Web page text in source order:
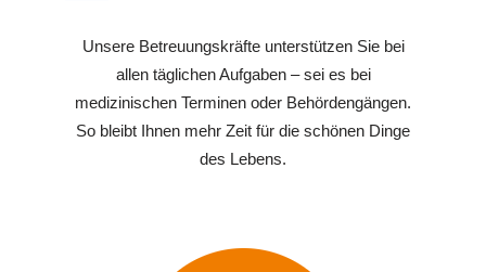
Unsere Betreuungskräfte unterstützen Sie bei
allen täglichen Aufgaben – sei es bei
medizinischen Terminen oder Behördengängen.
So bleibt Ihnen mehr Zeit für die schönen Dinge
des Lebens.